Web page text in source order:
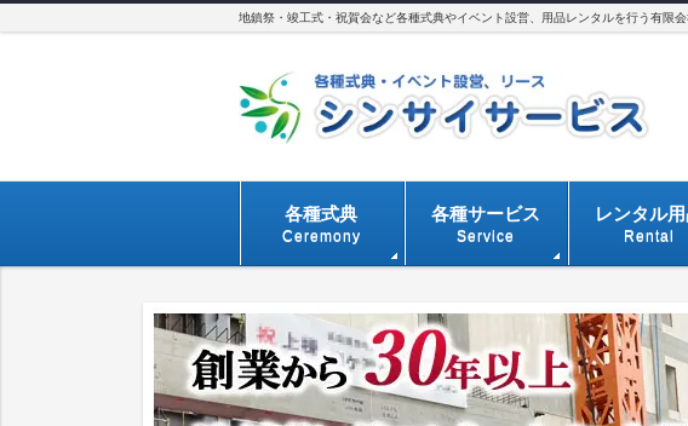
地鎮祭・竣工式・祝賀会など各種式典やイベント設営、用品レンタルを行う有限
各種式典
Ceremony
各種サービス
Service
レンタル
Rental